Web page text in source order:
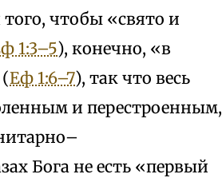
чтобы «свято и
1:3–5), конечно, «в
Еф 1:6–7), так что весь
и перестроенным,
Бога не есть «первый